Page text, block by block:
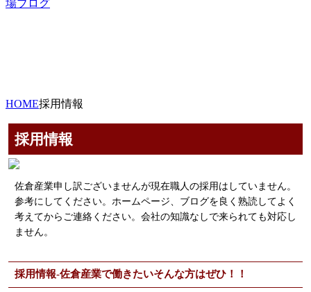
場ブログ
HOME採用情報
採用情報
佐倉産業申し訳ございませんが現在職人の採用はしていません。
参考にしてください。ホームページ、ブログを良く熟読してよく
考えてからご連絡ください。会社の知識なしで来られても対応し
ません。
採用情報-佐倉産業で働きたいそんな方はぜひ！！